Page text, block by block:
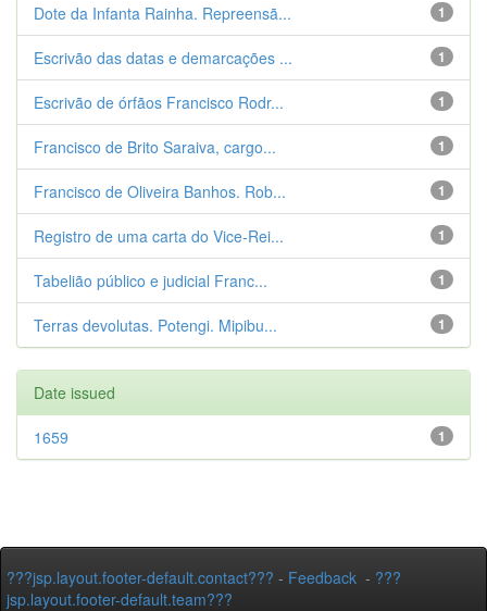
1
Dote da Infanta Rainha. Repreensã...
1
Escrivão das datas e demarcações ...
1
Escrivão de órfãos Francisco Rodr...
1
Francisco de Brito Saraiva, cargo...
1
Francisco de Oliveira Banhos. Rob...
1
Registro de uma carta do Vice-Rei...
1
Tabelião público e judicial Franc...
1
Terras devolutas. Potengi. Mipibu...
Date issued
1
1659
???jsp.layout.footer-default.contact??? - Feedback - ???
jsp.layout.footer-default.team???